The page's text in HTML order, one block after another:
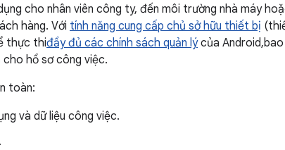
cho nhân viên công ty, đến môi trường nhà máy
hàng. Với tính năng cung cấp chủ sở hữu thiết bị
thực thiđầy đủ các chính sách quản lýcủa
hồ sơ công việc.
toàn:
và dữ liệu công việc.